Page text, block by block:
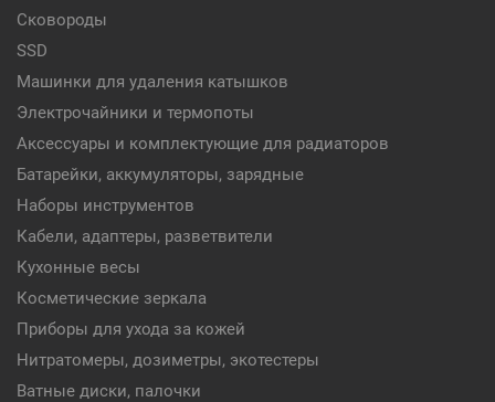
Сковороды
SSD
Машинки для удаления катышков
Электрочайники и термопоты
Аксессуары и комплектующие для радиаторов
Батарейки, аккумуляторы, зарядные
Наборы инструментов
Кабели, адаптеры, разветвители
Кухонные весы
Косметические зеркала
Приборы для ухода за кожей
Нитратомеры, дозиметры, экотестеры
Ватные диски, палочки